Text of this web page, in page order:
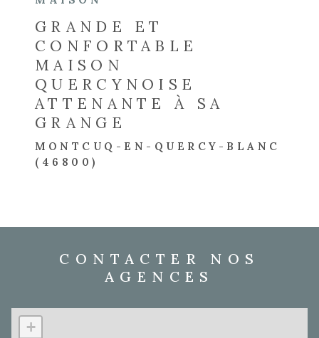
GRANDE ET
CONFORTABLE
MAISON
QUERCYNOISE
ATTENANTE À SA
GRANGE
MONTCUQ-EN-QUERCY-BLANC
(46800)
CONTACTER NOS
AGENCES
+